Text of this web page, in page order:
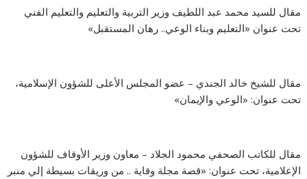
مقال للسيد محمد عبد اللطيف وزير التربية والتعليم والتعليم الفني
تحت عنوان «التعليم وبناء الوعي.. رهان المستقبل»
مقال للشيخ خالد الجندي – عضو المجلس الأعلى للشؤون الإسلامية،
تحت عنوان: «الوعي والإيمان»
مقال للكاتب الصحفي محمود الجلاد – معاون وزير الأوقاف للشؤون
الإعلامية، تحت عنوان: «قصة مجلة وقاية .. من وريقات بسيطة إلي منبر